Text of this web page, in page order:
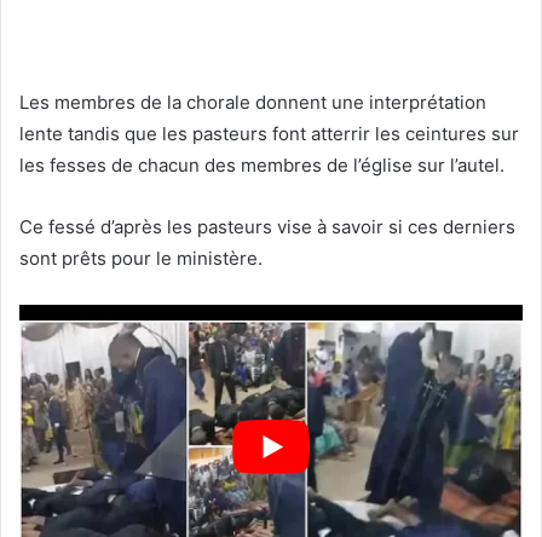
Les membres de la chorale donnent une interprétation
lente tandis que les pasteurs font atterrir les ceintures sur
les fesses de chacun des membres de l’église sur l’autel.
Ce fessé d’après les pasteurs vise à savoir si ces derniers
sont prêts pour le ministère.